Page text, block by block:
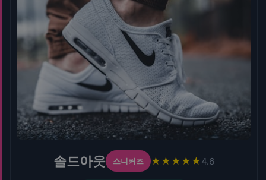
솔드아웃 스니커즈 ★★★★★4.6